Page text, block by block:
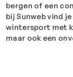
bergen of een
bij Sunweb vind
wintersport met
maar ook een